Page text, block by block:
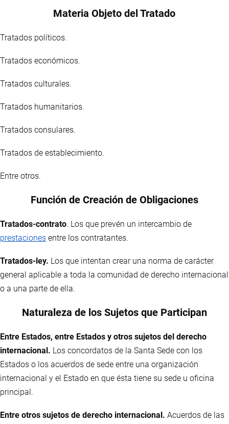
Materia Objeto del Tratado
Tratados políticos.
Tratados económicos.
Tratados culturales.
Tratados humanitarios.
Tratados consulares.
Tratados de establecimiento.
Entre otros.
Función de Creación de Obligaciones
Tratados-contrato. Los que prevén un intercambio de
prestaciones entre los contratantes.
Tratados-ley. Los que intentan crear una norma de carácter
general aplicable a toda la comunidad de derecho internacional
o a una parte de ella.
Naturaleza de los Sujetos que Participan
Entre Estados, entre Estados y otros sujetos del derecho
internacional. Los concordatos de la Santa Sede con los
Estados o los acuerdos de sede entre una organización
internacional y el Estado en que ésta tiene su sede u oficina
principal.
Entre otros sujetos de derecho internacional. Acuerdos de las